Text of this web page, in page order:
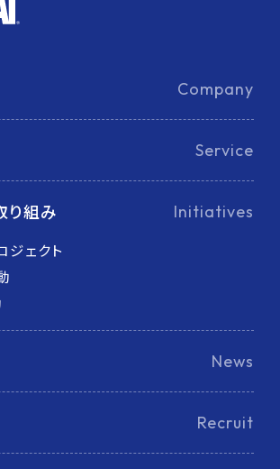
Company
Service
り組み Initiatives
ジェクト
News
Recruit